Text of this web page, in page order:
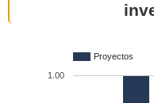
Proyectos
1.00